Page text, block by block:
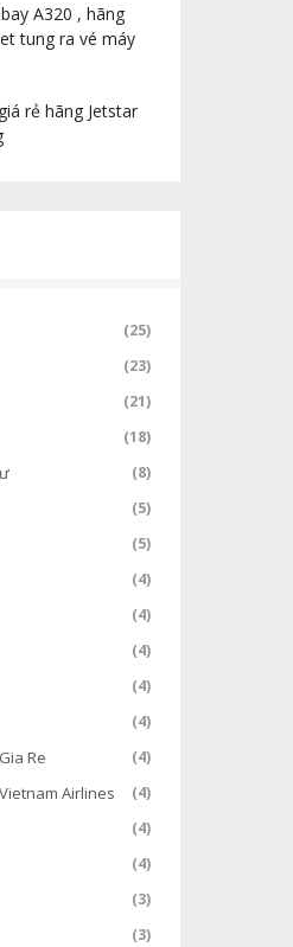
A320 , hãng
tung ra vé máy
rẻ hãng Jetstar
(25)
(23)
(21)
(18)
(8)
(5)
(5)
(4)
(4)
(4)
(4)
(4)
Re (4)
Airlines (4)
(4)
(4)
(3)
(3)